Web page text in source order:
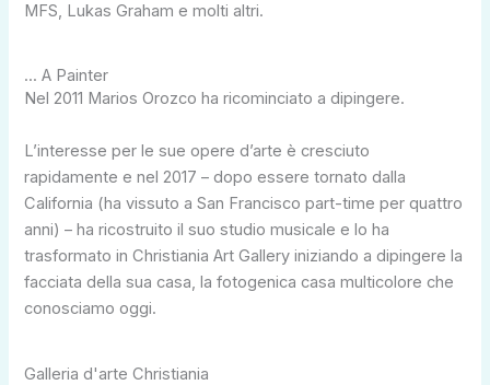
MFS, Lukas Graham e molti altri.
... A Painter
Nel 2011 Marios Orozco ha ricominciato a dipingere.
L’interesse per le sue opere d’arte è cresciuto
rapidamente e nel 2017 – dopo essere tornato dalla
California (ha vissuto a San Francisco part-time per quattro
anni) – ha ricostruito il suo studio musicale e lo ha
trasformato in Christiania Art Gallery iniziando a dipingere la
facciata della sua casa, la fotogenica casa multicolore che
conosciamo oggi.
Galleria d'arte Christiania